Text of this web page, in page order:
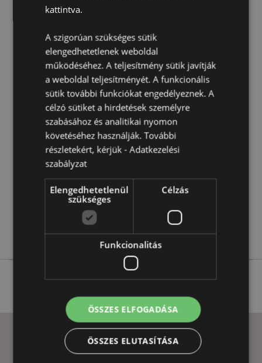
CE jelöléssel ellátott termék:Igen
A termék nem alkalmas a következő korosztálynak:
3 Év
EN71:Igen
Termékjellemzők
További
Információ
Magasság 9cm Szélesség 8cm Vastagság 9.5cm
5055071507489
0.150000
Nem
Nem
kattintva.
A szigorúan szükséges sütik
elengedhetetlenek weboldal
működéséhez. A teljesítmény sütik javítják
a weboldal teljesítményét. A funkcionális
sütik további funkciókat engedélyeznek. A
célzó sütiket a hirdetések személyre
szabásához és analitikai nyomon
követéséhez használják. További
részletekért, kérjük -Adatkezelési
szabályzat
Elengedhetetlenül
szükséges
Célzás
Funkcionalitás
ÖSSZES ELFOGADÁSA
ÖSSZES ELUTASÍTÁSA